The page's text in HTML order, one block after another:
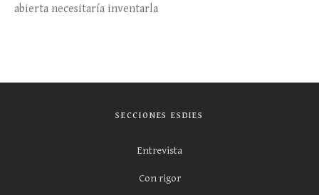
abierta necesitaría inventarla
SECCIONES ESDIES
Entrevista
Con rigor